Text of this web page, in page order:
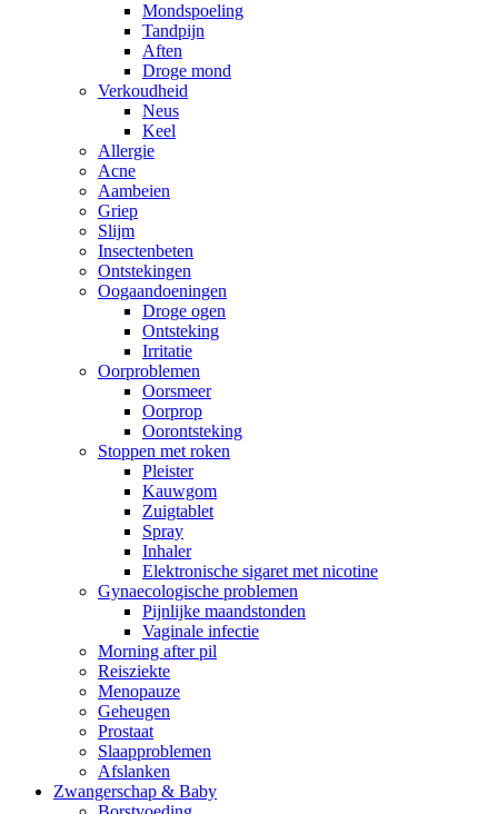
Mondspoeling
Tandpijn
Aften
Droge mond
Verkoudheid
Neus
Keel
Allergie
Acne
Aambeien
Griep
Slijm
Insectenbeten
Ontstekingen
Oogaandoeningen
Droge ogen
Ontsteking
Irritatie
Oorproblemen
Oorsmeer
Oorprop
Oorontsteking
Stoppen met roken
Pleister
Kauwgom
Zuigtablet
Spray
Inhaler
Elektronische sigaret met nicotine
Gynaecologische problemen
Pijnlijke maandstonden
Vaginale infectie
Morning after pil
Reisziekte
Menopauze
Geheugen
Prostaat
Slaapproblemen
Afslanken
Zwangerschap & Baby